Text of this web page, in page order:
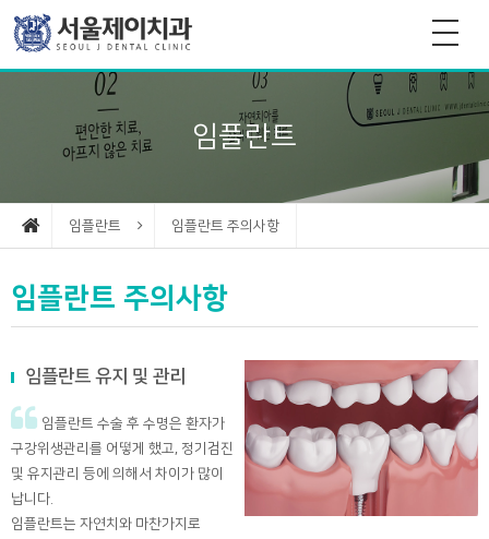
임플란트
임플란트 임플란트 주의사항
임플란트 주의사항
임플란트 유지 및 관리
임플란트 수술 후 수명은 환자가
구강위생관리를 어떻게 했고, 정기검진
및 유지관리 등에 의해서 차이가 많이
납니다.
임플란트는 자연치와 마찬가지로